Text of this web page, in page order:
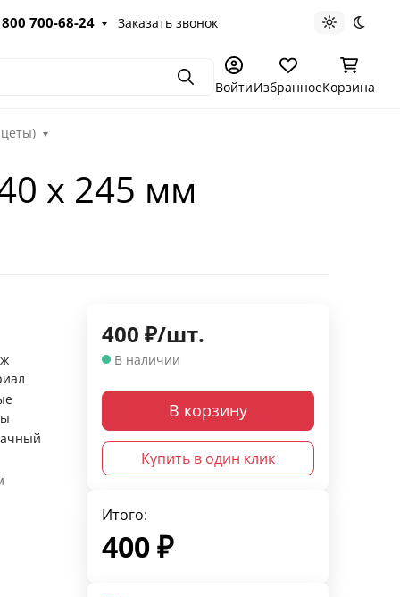
700-68-24 Заказать звонок Светлая
ПоискВойтиИзбранноеКорзина
х 245 мм
400 ₽/шт.
В наличии
В корзину
Купить в один клик
Итого:
400₽